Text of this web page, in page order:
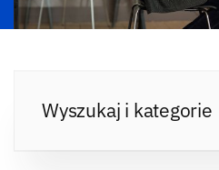
Wyszukaj i kategorie